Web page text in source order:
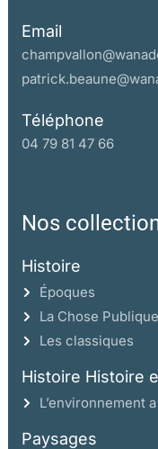
Email
Téléphone
04 79 81 47 66
Nos
Histoire
Époques
La Chose Publique
Les classiques
Histoire Histoire
L’environnement
Paysages